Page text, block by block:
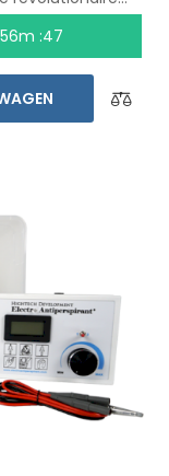
van tijd
gemaakt voor
beide handen
(allemaal
:47